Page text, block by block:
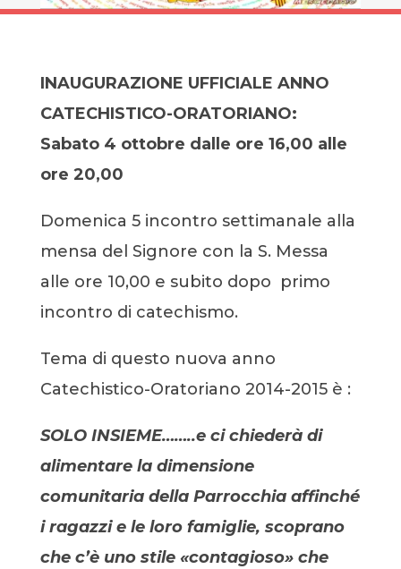
INAUGURAZIONE UFFICIALE ANNO
CATECHISTICO-ORATORIANO:
Sabato 4 ottobre dalle ore 16,00 alle
ore 20,00
Domenica 5 incontro settimanale alla
mensa del Signore con la S. Messa
alle ore 10,00 e subito dopo primo
incontro di catechismo.
Tema di questo nuova anno
Catechistico-Oratoriano 2014-2015 è :
SOLO INSIEME……..e ci chiederà di
alimentare la dimensione
comunitaria della Parrocchia affinché
i ragazzi e le loro famiglie, scoprano
che c’è uno stile «contagioso» che